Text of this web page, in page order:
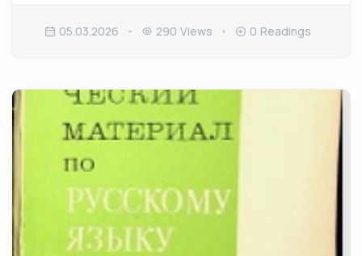
05.03.2026 290 Views 0 Readings